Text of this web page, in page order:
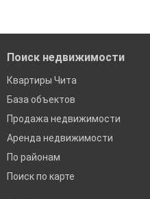
Поиск недвижимости
Квартиры Чита
База объектов
Продажа недвижимости
Аренда недвижимости
По районам
Поиск по карте